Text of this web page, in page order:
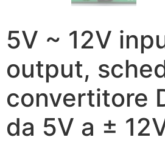
5V ~ 12V
output,
convertitore
da 5V a ±